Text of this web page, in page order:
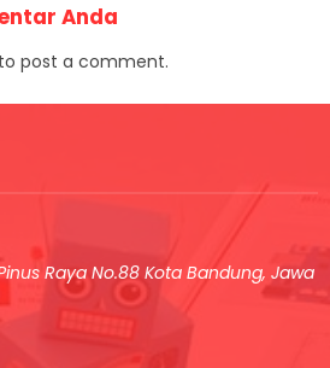
Anda
to post a comment.
Raya No.88 Kota Bandung, Jawa